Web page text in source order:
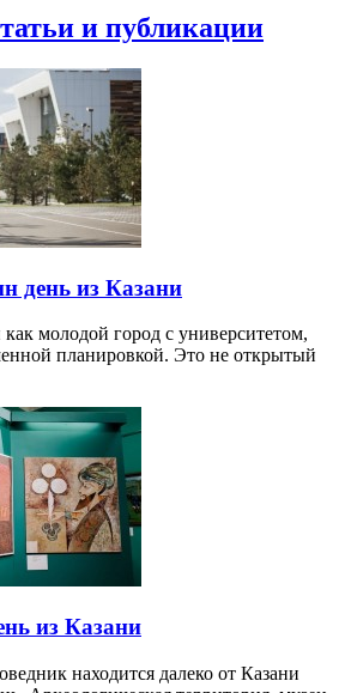
и публикации
день из Казани
молодой город с университетом,
планировкой. Это не открытый
из Казани
находится далеко от Казани